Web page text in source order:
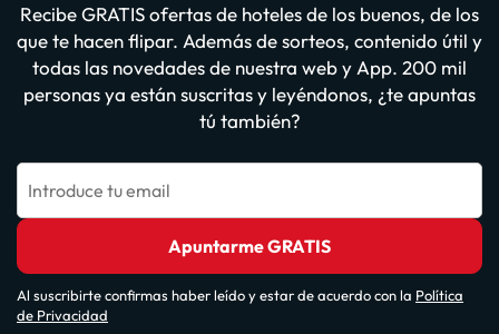
Recibe GRATIS ofertas de hoteles de los buenos, de los
que te hacen flipar. Además de sorteos, contenido útil y
todas las novedades de nuestra web y App. 200 mil
personas ya están suscritas y leyéndonos, ¿te apuntas
tú también?
Introduce tu email
Apuntarme GRATIS
Al suscribirte confirmas haber leído y estar de acuerdo con la Política
de Privacidad